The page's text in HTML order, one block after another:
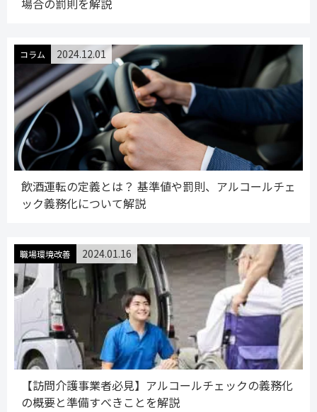
コラム 2024.12.01
飲酒運転の定義とは？ 基準値や罰則、アルコールチェ
ック義務化について解説
職場環境改善 2024.01.16
【訪問介護事業者必見】アルコールチェックの義務化
の概要と準備すべきことを解説